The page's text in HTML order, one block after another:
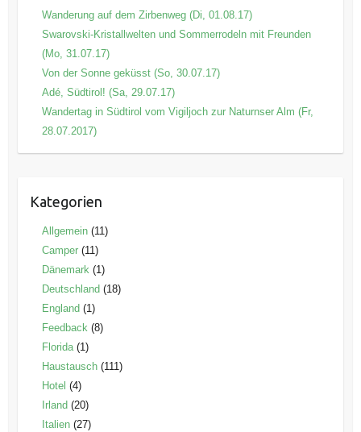
Wanderung auf dem Zirbenweg (Di, 01.08.17)
Swarovski-Kristallwelten und Sommerrodeln mit Freunden
(Mo, 31.07.17)
Von der Sonne geküsst (So, 30.07.17)
Adé, Südtirol! (Sa, 29.07.17)
Wandertag in Südtirol vom Vigiljoch zur Naturnser Alm (Fr,
28.07.2017)
Kategorien
Allgemein(11)
Camper(11)
Dänemark(1)
Deutschland (18)
England (1)
Feedback(8)
Florida(1)
Haustausch(111)
Hotel (4)
Irland (20)
Italien(27)